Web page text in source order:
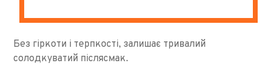
Без гіркоти і терпкості, залишає тривалий
солодкуватий післясмак.